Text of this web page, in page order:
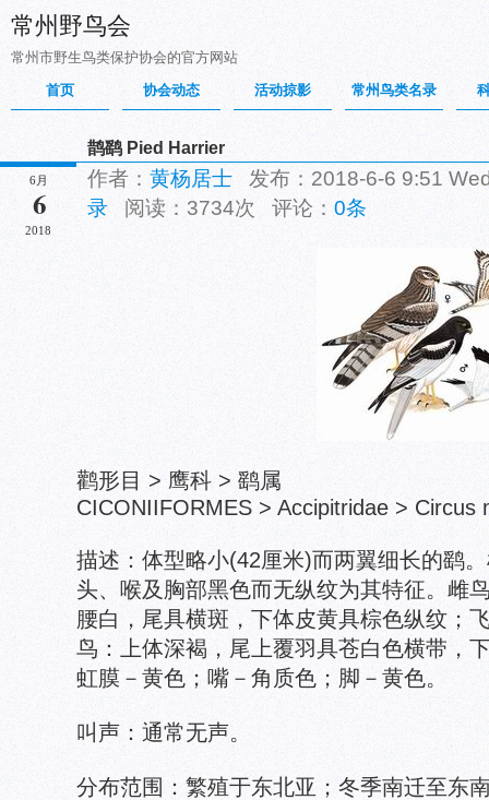
常州野鸟会
常州市野生鸟类保护协会的官方网站
首页
协会动态 活动掠影 常州鸟类名录
6月
6
2018
鹊鹞 Pied Harrier
作者： 黄杨居士 发布：2018-6-6 9:51
录 阅读：3734次 评论： 0条
鹳形目 > 鹰科 > 鹞属
CICONIIFORMES > Accipitridae > Circus
描述：体型略小(42厘米)而两翼细长的鹞
头、喉及胸部黑色而无纵纹为其特征。雌
腰白，尾具横斑，下体皮黄具棕色纵纹；
鸟：上体深褐，尾上覆羽具苍白色横带，
虹膜－黄色；嘴－角质色；脚－黄色。
叫声：通常无声。
分布范围：繁殖于东北亚；冬季南迁至东